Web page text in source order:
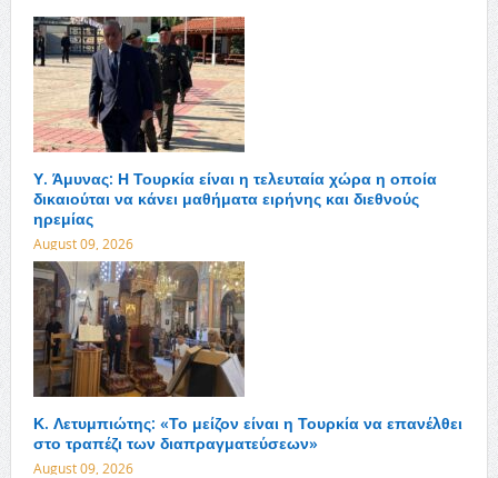
Υ. Άμυνας: Η Τουρκία είναι η τελευταία χώρα η οποία
δικαιούται να κάνει μαθήματα ειρήνης και διεθνούς
ηρεμίας
August 09, 2026
Κ. Λετυμπιώτης: «Το μείζον είναι η Τουρκία να επανέλθει
στο τραπέζι των διαπραγματεύσεων»
August 09, 2026